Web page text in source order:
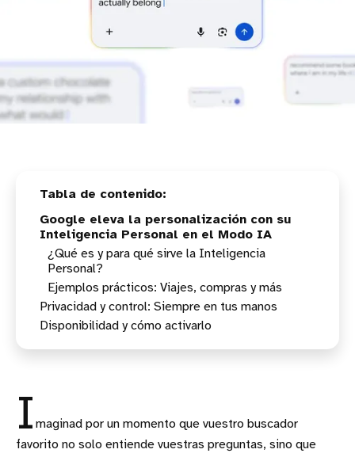
Google eleva la personalización con su
Inteligencia Personal en el Modo IA
¿Qué es y para qué sirve la Inteligencia
Personal?
Ejemplos prácticos: Viajes, compras y más
Preguntas curiosas y personales:
Compras personalizadas:
Privacidad y control: Siempre en tus manos
Disponibilidad y cómo activarlo
I maginad por un momento que vuestro buscador
favorito no solo entiende vuestras preguntas, sino que